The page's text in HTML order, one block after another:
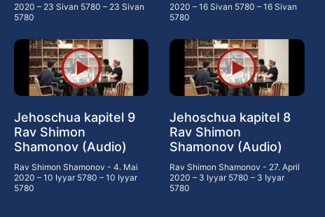
2020 – 23 Sivan 5780 – 23 Sivan
5780
2020 – 16 Sivan 5780 – 16 Sivan
5780
Jehoschua kapitel 9
Rav Shimon
Shamonov (Audio)
Rav Shimon Shamonov
4. Mai
2020 – 10 Iyyar 5780 – 10 Iyyar
5780
Jehoschua kapitel 8
Rav Shimon
Shamonov (Audio)
Rav Shimon Shamonov
27. April
2020 – 3 Iyyar 5780 – 3 Iyyar
5780